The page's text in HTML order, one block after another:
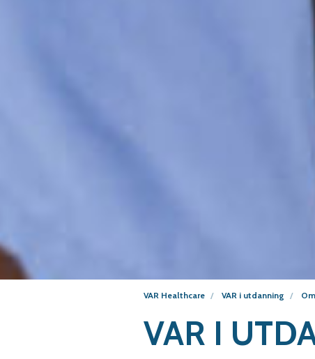
VAR Healthcare VAR i utdanning
VAR I